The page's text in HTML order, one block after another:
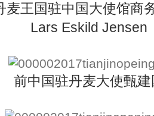
麦王国驻中国大使馆商
Lars Eskild Jensen
前中国驻丹麦大使甄建